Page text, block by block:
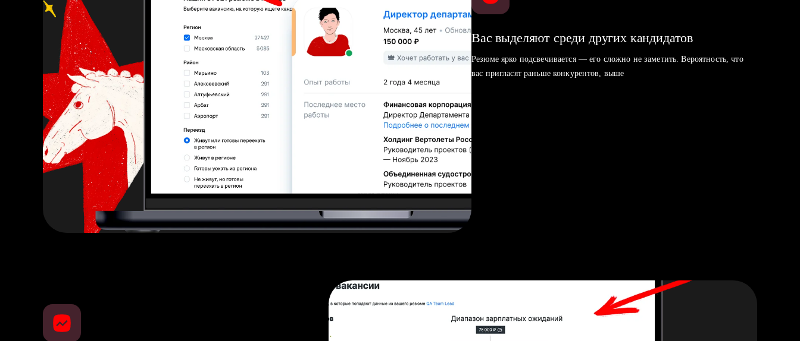
Вас выделяют среди других кандидатов
Резюме ярко подсвечивается — его сложно не заметить. Вероятность, что
вас пригласят раньше конкурентов, выше